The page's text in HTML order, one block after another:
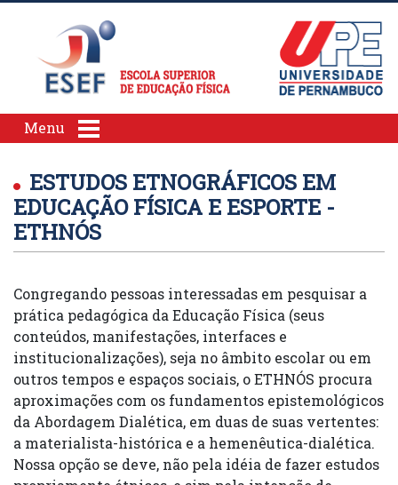
Menu
ESTUDOS ETNOGRÁFICOS EM
EDUCAÇÃO FÍSICA E ESPORTE -
ETHNÓS
Congregando pessoas interessadas em pesquisar a
prática pedagógica da Educação Física (seus
conteúdos, manifestações, interfaces e
institucionalizações), seja no âmbito escolar ou em
outros tempos e espaços sociais, o ETHNÓS procura
aproximações com os fundamentos epistemológicos
da Abordagem Dialética, em duas de suas vertentes:
a materialista-histórica e a hemenêutica-dialética.
Nossa opção se deve, não pela idéia de fazer estudos